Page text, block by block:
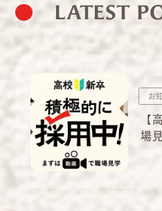
LATEST
お
【
場